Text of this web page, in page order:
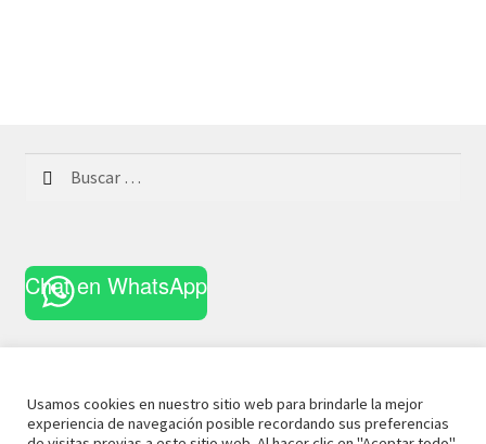
Chat en WhatsApp
Usamos cookies en nuestro sitio web para brindarle la mejor
experiencia de navegación posible recordando sus preferencias